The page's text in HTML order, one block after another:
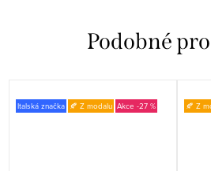
Italská značka 🍂 Z modalu -27 % 🍂 Z